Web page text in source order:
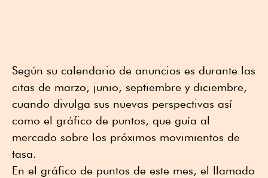
Según su calendario de anuncios es durante las
citas de marzo, junio, septiembre y diciembre,
cuando divulga sus nuevas perspectivas así
como el gráfico de puntos, que guía al
mercado sobre los próximos movimientos de
tasa.
En el gráfico de puntos de este mes, el llamado